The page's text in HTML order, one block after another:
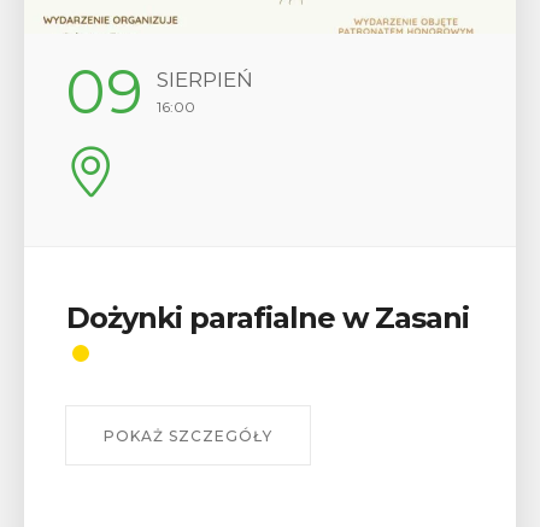
09 SIERPIEŃ
16:00
Dożynki parafialne w Zasani
POKAŻ SZCZEGÓŁY